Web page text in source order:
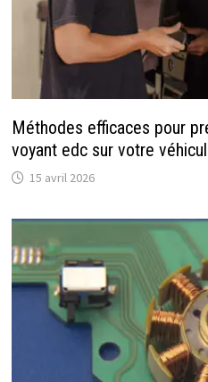
Méthodes efficaces pour
voyant edc sur votre
15 avril 2026